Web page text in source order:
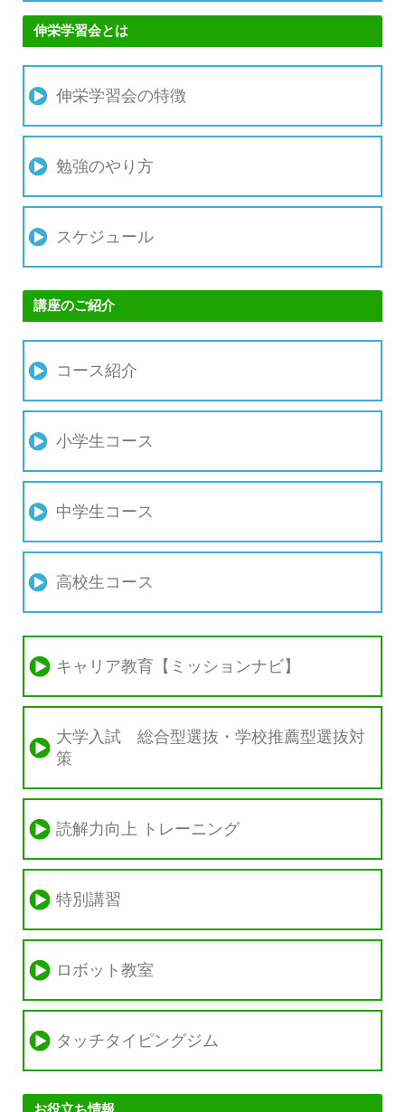
伸栄学習会とは
伸栄学習会の特徴
勉強のやり方
スケジュール
講座のご紹介
コース紹介
小学生コース
中学生コース
高校生コース
キャリア教育【ミッションナビ】
大学入試 総合型選抜・学校推薦型選抜対
策
読解力向上 トレーニング
特別講習
ロボット教室
タッチタイピングジム